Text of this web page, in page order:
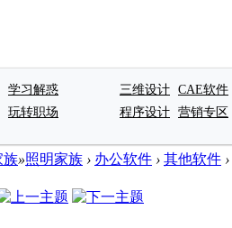
学习解惑
玩转职场
三维设计 CAE软件
程序设计 营销专区
族»照明家族 › 办公软件 › 其他软件 ›